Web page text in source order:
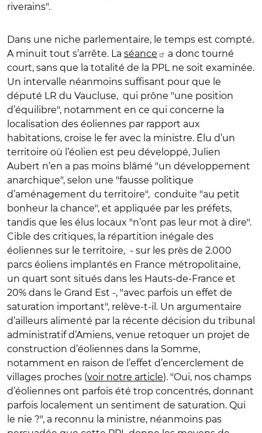
riverains".
Dans une niche parlementaire, le temps est compté.
A minuit tout s’arrête. La séance
a donc tourné
court, sans que la totalité de la PPL ne soit examinée.
Un intervalle néanmoins suffisant pour que le
député LR du Vaucluse, qui prône "une position
d’équilibre", notamment en ce qui concerne la
localisation des éoliennes par rapport aux
habitations, croise le fer avec la ministre. Élu d’un
territoire où l’éolien est peu développé, Julien
Aubert n’en a pas moins blâmé "un développement
anarchique", selon une "fausse politique
d’aménagement du territoire", conduite "au petit
bonheur la chance", et appliquée par les préfets,
tandis que les élus locaux "n’ont pas leur mot à dire".
Cible des critiques, la répartition inégale des
éoliennes sur le territoire, - sur les près de 2.000
parcs éoliens implantés en France métropolitaine,
un quart sont situés dans les Hauts-de-France et
20% dans le Grand Est -, "avec parfois un effet de
saturation important", relève-t-il. Un argumentaire
d’ailleurs alimenté par la récente décision du tribunal
administratif d’Amiens, venue retoquer un projet de
construction d’éoliennes dans la Somme,
notamment en raison de l’effet d’encerclement de
villages proches (voir notre article). "Oui, nos champs
d’éoliennes ont parfois été trop concentrés, donnant
parfois localement un sentiment de saturation. Qui
le nie ?", a reconnu la ministre, néanmoins pas